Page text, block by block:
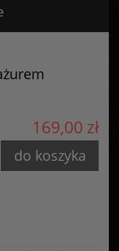
169,00 zł
do koszyka